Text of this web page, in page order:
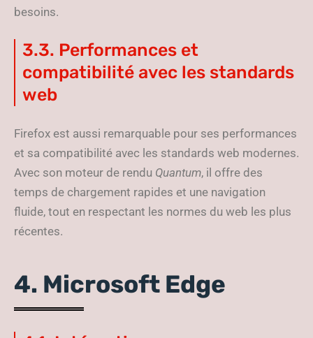
besoins.
3.3. Performances et
compatibilité avec les standards
web
Firefox est aussi remarquable pour ses performances
et sa compatibilité avec les standards web modernes.
Avec son moteur de rendu Quantum, il offre des
temps de chargement rapides et une navigation
fluide, tout en respectant les normes du web les plus
récentes.
4. Microsoft Edge